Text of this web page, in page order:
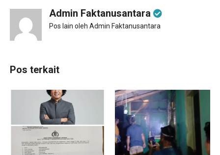
Admin Faktanusantara
Pos lain oleh Admin Faktanusantara
Pos terkait